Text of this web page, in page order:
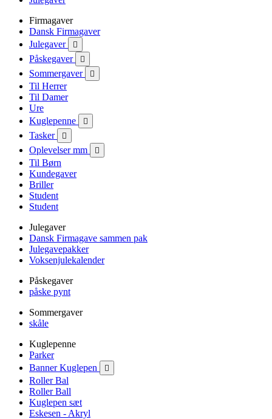
Firmagaver
Dansk Firmagaver
Julegaver

Påskegaver 
Sommergaver 
Til Herrer
Til Damer
Ure
Kuglepenne

Tasker 
Oplevelser mm 
Til Børn
Kundegaver
Briller
Student
Student
Julegaver
Dansk Firmagave sammen pak
Julegavepakker
Voksenjulekalender
Påskegaver
påske pynt
Sommergaver
skåle
Kuglepenne
Parker
Banner Kuglepen

Roller Bal
Roller Ball
Kuglepen sæt
Eskesen - Akryl